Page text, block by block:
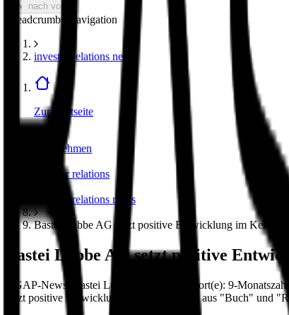
nach vorne
Breadcrumbs Navigation
investor relations news
Zur Startseite
unternehmen
investor relations
investor relations news
Bastei Lübbe AG setzt positive Entwicklung im
Bastei Lübbe AG setzt positive
DGAP-News: Bastei Lübbe AG / Schlagwort(e): 9-
setzt positive Entwicklung im Kerngeschäft aus "Buch" und